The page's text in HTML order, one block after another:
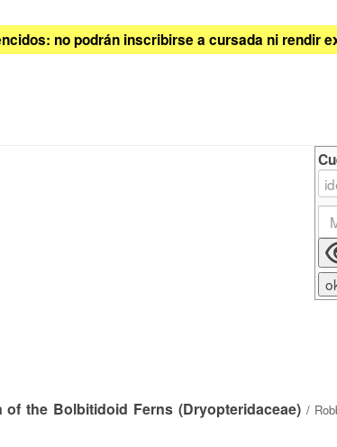
no podrán inscribirse a cursada ni rendir
the Bolbitidoid Ferns (Dryopteridaceae)/